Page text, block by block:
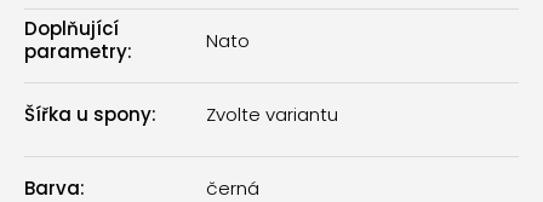
Doplňující
parametry: Nato
Šířka u spony: Zvolte variantu
Barva: černá